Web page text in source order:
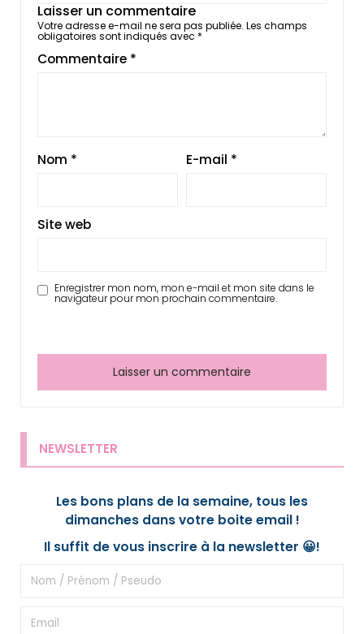
Laisser un commentaire
Votre adresse e-mail ne sera pas publiée. Les champs
obligatoires sont indiqués avec *
Commentaire *
Nom * E-mail *
Site web
Enregistrer mon nom, mon e-mail et mon site dans le
navigateur pour mon prochain commentaire.
NEWSLETTER
Les bons plans de la semaine, tous les
dimanches dans votre boite email !
Il suffit de vous inscrire à la newsletter 😀!